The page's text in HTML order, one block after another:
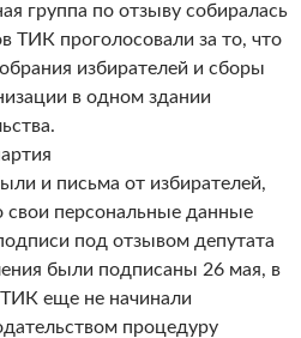
группа по отзыву собиралась
ТИК проголосовали за то, что
избирателей и сборы
в одном здании
и письма от избирателей,
свои персональные данные
под отзывом депутата
были подписаны 26 мая, в
еще не начинали
процедуру